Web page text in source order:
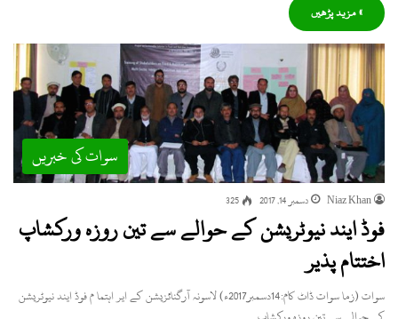
» مزید پڑھیں
سوات کی خبریں
Niaz Khan دسمبر 14, 2017 325
فوڈ ایند نیوٹریشن کے حوالے سے تین روزہ ورکشاپ
اختتام پذیر
سوات (زما سوات ڈاٹ کام:14دسمبر2017ء) لاسونہ آرگنائزیشن کے ایر اہتما م فوڈ ایند نیوٹریشن